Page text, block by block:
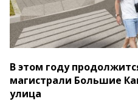
В этом году
магистрали Большие
улица